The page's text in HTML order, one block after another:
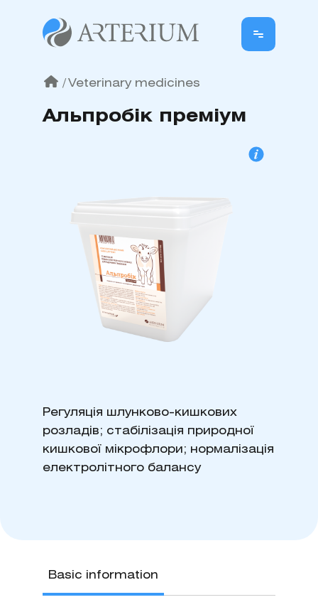
/ Veterinary medicines
Альпробік преміум
Регуляція шлунково-кишкових
розладів; стабілізація природної
кишкової мікрофлори; нормалізація
електролітного балансу
Basic information